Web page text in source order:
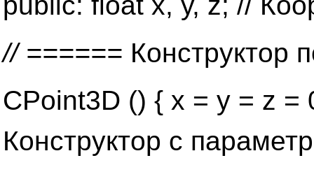
// ====== Конструктор
CPoint3D () { х = у = z =
Конструктор с